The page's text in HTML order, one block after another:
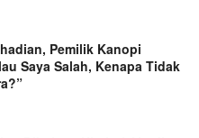
Pemilik Kanopi
Saya Salah, Kenapa Tidak